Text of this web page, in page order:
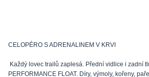
CELOPÉRO S ADRENALINEM V KRVI
Každý lovec trailů zaplesá. Přední vidlice i zadní
PERFORMANCE FLOAT. Díry, výmoly, kořeny,